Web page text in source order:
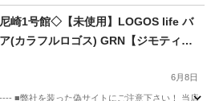
オーディオ Companion
1号館◇【未使用】LOGOS life バ
(カラフルロゴス) GRN【ジモティー
】
6月8日
弊社を装った偽サイトにご注意下さい！ 当店の